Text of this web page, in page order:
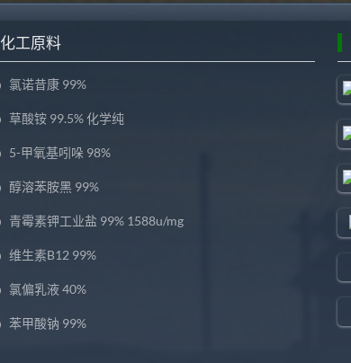
化工原料
氯诺昔康 99%
草酸铵 99.5% 化学纯
5-甲氧基吲哚 98%
醇溶苯胺黑 99%
青霉素钾工业盐 99% 1588u/mg
维生素B12 99%
氯偏乳液 40%
苯甲酸钠 99%